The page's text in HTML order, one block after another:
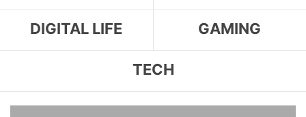
DIGITAL LIFE GAMING
TECH